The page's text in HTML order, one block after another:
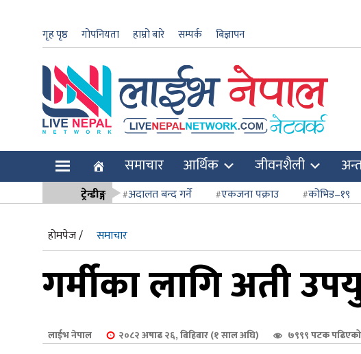
गृह पृष्ठ गोपनियता हाम्रो बारे सम्पर्क बिज्ञापन
समाचार आर्थिक जीवनशैली
ट्रेन्डीङ्ग अदालत बन्द गर्ने एकजना पक्राउ कोभिड–१९
होमपेज /
समाचार
गर्मीका लागि अती
लाईभ नेपाल २०८२ अषाढ २६, बिहिबार (१ साल अघि) ७९९९ पटक पढिएको